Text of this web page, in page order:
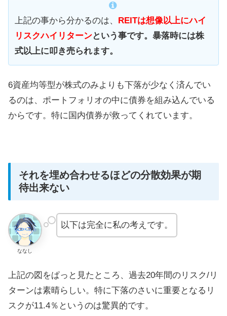
上記の事から分かるのは、
REITは想像以上にハイ
リスクハイリターンという事です。暴落時には株
式以上に叩き売られます。
6資産均等型が株式のみよりも下落が少なく済んでい
るのは、ポートフォリオの中に債券を組み込んでいる
からです。特に国内債券が救ってくれています。
それを埋め合わせるほどの分散効果が期
待出来ない
ななし
以下は完全に私の考えです。
上記の図をぱっと見たところ、過去20年間のリスク/リ
ターンは素晴らしい。特に下落のさいに重要となるリ
スクが11.4％というのは驚異的です。